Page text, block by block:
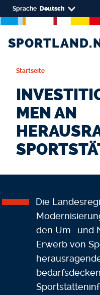
Sprache Deutsch
Startseite
EN AN H
Die
den Um- und
Erwerb von